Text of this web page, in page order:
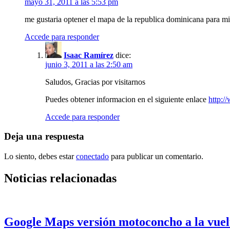
me gustaria optener el mapa de la republica dominicana para
Accede para responder
Isaac Ramírez dice:
junio 3, 2011 a las 2:50 am
Saludos, Gracias por visitarnos
Puedes obtener informacion en el siguiente enlace http://
Accede para responder
Deja una respuesta
Lo siento, debes estarconectado para publicar un comentario.
Noticias relacionadas
Google Maps versión motoconcho a la